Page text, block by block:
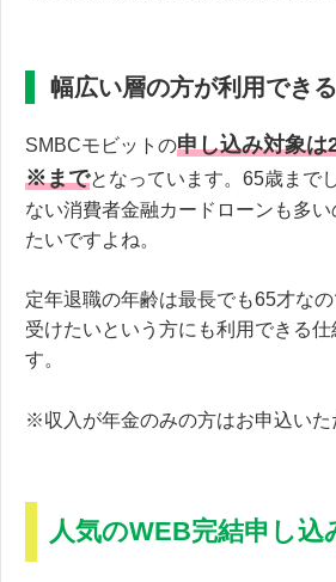
幅広い層の方が利用できる
SMBCモビットの申し込み対象は
※までとなっています。65歳まで
ない消費者金融カードローンも多
たいですよね。
定年退職の年齢は最長でも65才な
受けたいという方にも利用できる仕
す。
※収入が年金のみの方はお申込いた
人気のWEB完結申し込